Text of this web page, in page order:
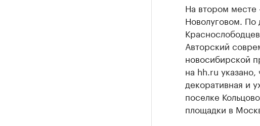
На втором
Новолуговом.
Авторский
новосибирской
на hh.ru
декоративная и
поселке
площадки в